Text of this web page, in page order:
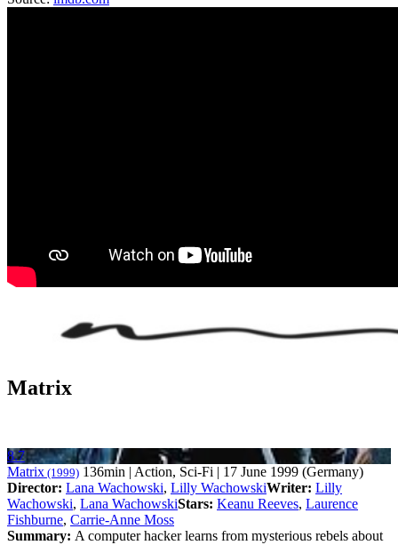
Matrix
8.7
Matrix (1999) 136min | Action, Sci-Fi | 17 June 1999 (Germany)
Director: Lana Wachowski, Lilly WachowskiWriter: Lilly
Wachowski, Lana WachowskiStars: Keanu Reeves, Laurence
Fishburne, Carrie-Anne Moss
Summary: A computer hacker learns from mysterious rebels about